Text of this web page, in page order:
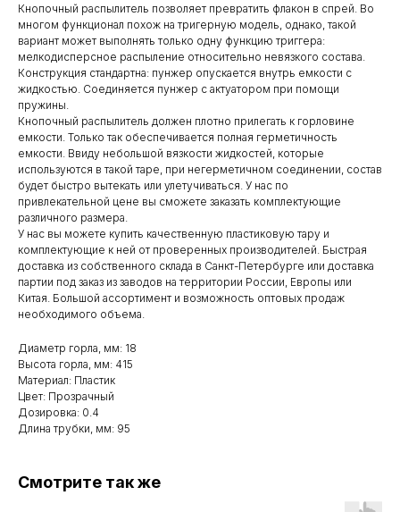
Кнопочный распылитель позволяет превратить флакон в спрей. Во
многом функционал похож на тригерную модель, однако, такой
вариант может выполнять только одну функцию триггера:
мелкодисперсное распыление относительно невязкого состава.
Конструкция стандартна: пунжер опускается внутрь емкости с
жидкостью. Соединяется пунжер с актуатором при помощи
пружины.
Кнопочный распылитель должен плотно прилегать к горловине
емкости. Только так обеспечивается полная герметичность
емкости. Ввиду небольшой вязкости жидкостей, которые
используются в такой таре, при негерметичном соединении, состав
будет быстро вытекать или улетучиваться. У нас по
привлекательной цене вы сможете заказать комплектующие
различного размера.
У нас вы можете купить качественную пластиковую тару и
комплектующие к ней от проверенных производителей. Быстрая
доставка из собственного склада в Санкт-Петербурге или доставка
партии под заказ из заводов на территории России, Европы или
Китая. Большой ассортимент и возможность оптовых продаж
необходимого объема.
Диаметр горла, мм: 18
Высота горла, мм: 415
Материал: Пластик
Цвет: Прозрачный
Дозировка: 0.4
Длина трубки, мм: 95
Смотрите так же